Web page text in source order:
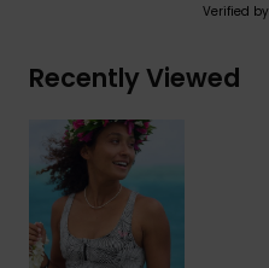
Verified by
Recently Viewed